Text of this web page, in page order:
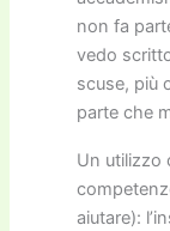
non fa
vedo
scuse, più
parte che
Un utilizzo
aiutare):